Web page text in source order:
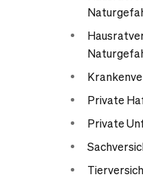
Private
Private